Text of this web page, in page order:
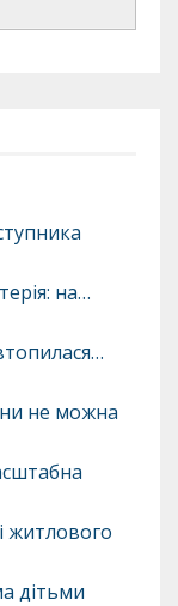
на…
не можна
житлового
дітьми